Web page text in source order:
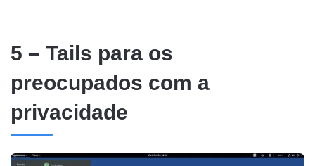
5 – Tails para os
preocupados com a
privacidade